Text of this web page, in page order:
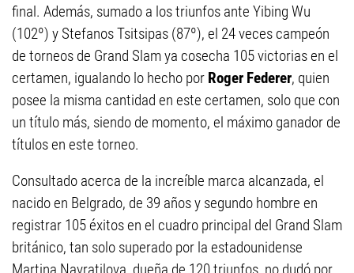
final. Además, sumado a los triunfos ante Yibing Wu
(102º) y Stefanos Tsitsipas (87º), el 24 veces campeón
de torneos de Grand Slam ya cosecha 105 victorias en el
certamen, igualando lo hecho por Roger Federer, quien
posee la misma cantidad en este certamen, solo que con
un título más, siendo de momento, el máximo ganador de
títulos en este torneo.
Consultado acerca de la increíble marca alcanzada, el
nacido en Belgrado, de 39 años y segundo hombre en
registrar 105 éxitos en el cuadro principal del Grand Slam
británico, tan solo superado por la estadounidense